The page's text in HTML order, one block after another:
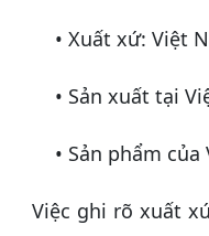
• Xuất xứ: Việt
• Sản xuất tại
• Sản phẩm của
Việc ghi rõ xuất